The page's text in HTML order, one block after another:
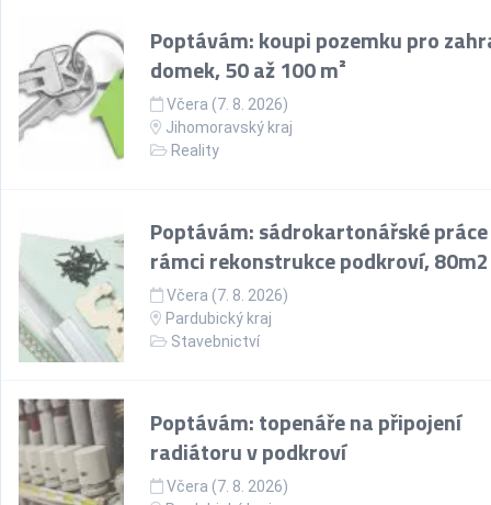
Poptávám: koupi pozemku pro
domek, 50 až 100 m²
Včera (7. 8. 2026)
Jihomoravský kraj
Reality
Poptávám: sádrokartonářské
rámci rekonstrukce podkroví, 80m2
Včera (7. 8. 2026)
Pardubický kraj
Stavebnictví
Poptávám: topenáře na připojení
radiátoru v podkroví
Včera (7. 8. 2026)